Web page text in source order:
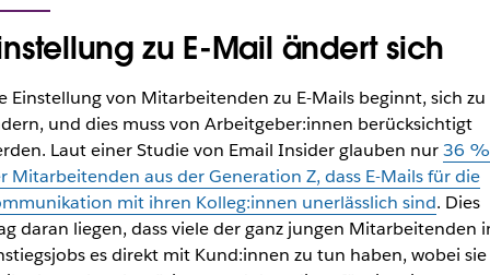
zu E-Mail ändert sich
Einstellung von Mitarbeitenden zu E-Mails beginnt, sich zu
und dies muss von Arbeitgeber:innen berücksichtigt
Laut einer Studie von Email Insider glauben nur36 %
Mitarbeitenden aus der Generation Z, dass E-Mails für die
mit ihren Kolleg:innen unerlässlich sind. Dies
daran liegen, dass viele der ganz jungen Mitarbeitenden
es direkt mit Kund:innen zu tun haben, wobei sie